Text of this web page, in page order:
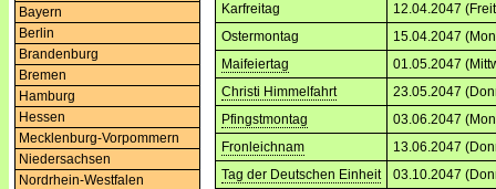
Bayern
Berlin
Brandenburg
Bremen
Hamburg
Hessen
Mecklenburg-Vorpommern
Niedersachsen
Nordrhein-Westfalen
Karfreitag
12.04.2047
Ostermontag
15.04.2047
Maifeiertag
01.05.2047
Christi Himmelfahrt
23.05.2047
Pfingstmontag
03.06.2047
Fronleichnam
13.06.2047
Tag der Deutschen Einheit
03.10.2047